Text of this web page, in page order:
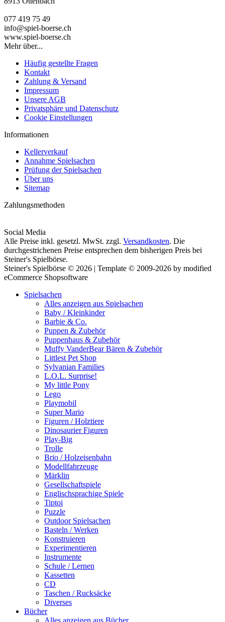
077 419 75 49
info@spiel-boerse.ch
www.spiel-boerse.ch
Mehr über...
Häufig gestellte Fragen
Kontakt
Zahlung & Versand
Impressum
Unsere AGB
Privatsphäre und Datenschutz
Cookie Einstellungen
Informationen
Kellerverkauf
Annahme Spielsachen
Prüfung der Spielsachen
Über uns
Sitemap
Zahlungsmethoden
Social Media
Alle Preise inkl. gesetzl. MwSt. zzgl. Versandkosten. Die
durchgestrichenen Preise entsprechen dem bisherigen Preis bei
Steiner's Spielbörse.
Steiner's Spielbörse © 2026 | Template © 2009-2026 by modified
eCommerce Shopsoftware
Spielsachen
Alles anzeigen aus Spielsachen
Baby / Kleinkinder
Barbie & Co.
Puppen & Zubehör
Puppenhaus & Zubehör
Muffy VanderBear Bären & Zubehör
Littlest Pet Shop
Sylvanian Families
L.O.L. Surprise!
My little Pony
Lego
Playmobil
Super Mario
Figuren / Holztiere
Dinosaurier Figuren
Play-Big
Trolle
Brio / Holzeisenbahn
Modellfahrzeuge
Märklin
Gesellschaftspiele
Englischsprachige Spiele
Tiptoi
Puzzle
Outdoor Spielsachen
Basteln / Werken
Konstruieren
Experimentieren
Instrumente
Schule / Lernen
Kassetten
CD
Taschen / Rucksäcke
Diverses
Bücher
Alles anzeigen aus Bücher